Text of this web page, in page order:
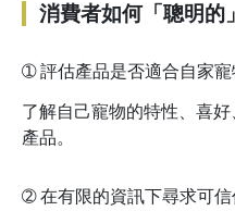
消費者如何「聰明的
➀評估產品是否適合自家寵
了解自己寵物的特性、喜
產品。
➁在有限的資訊下尋求可